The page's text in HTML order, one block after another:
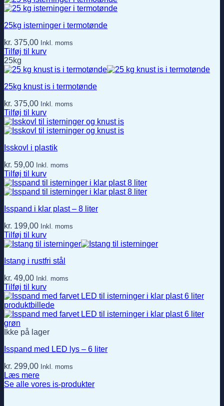
25kg isterninger i termotønde
kr. 375,00 Inkl. moms
Tilføj til kurv
25kg
25kg knust is i termotønde
kr. 375,00 Inkl. moms
Tilføj til kurv
Isskovl i plastik
kr. 59,00 Inkl. moms
Tilføj til kurv
Isspand i klar plast – 8 liter
kr. 199,00 Inkl. moms
Tilføj til kurv
Istang i rustfri stål
kr. 49,00 Inkl. moms
Tilføj til kurv
Ikke på lager
Isspand med LED lys – 6 liter
kr. 299,00 Inkl. moms
Læs mere
Se alle vores is-produkter